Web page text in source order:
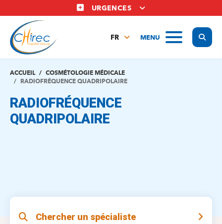
au
contenu
principal
URGENCES
MENU
FR
EN
ACCUEIL
COSMÉTOLOGIE MÉDICALE
RADIOFRÉQUENCE QUADRIPOLAIRE
RADIOFRÉQUENCE
QUADRIPOLAIRE
Chercher un spécialiste